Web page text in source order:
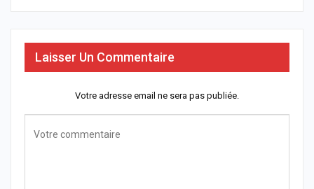
Laisser Un Commentaire
Votre adresse email ne sera pas publiée.